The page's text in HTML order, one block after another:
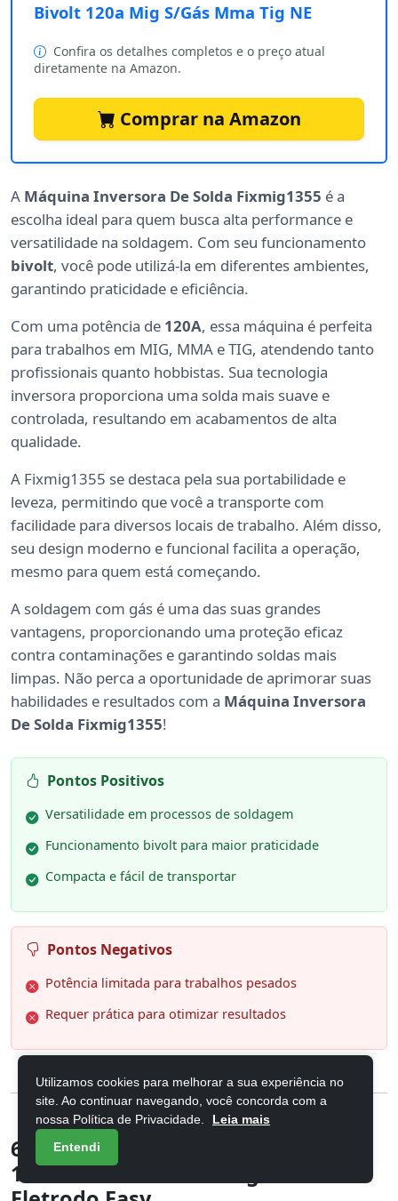
Bivolt 120a Mig S/Gás Mma Tig NE
Confira os detalhes completos e o preço atual
diretamente na Amazon.
Comprar na Amazon
A Máquina Inversora De Solda Fixmig1355 é a
escolha ideal para quem busca alta performance e
versatilidade na soldagem. Com seu funcionamento
bivolt, você pode utilizá-la em diferentes ambientes,
garantindo praticidade e eficiência.
Com uma potência de 120A, essa máquina é perfeita
para trabalhos em MIG, MMA e TIG, atendendo tanto
profissionais quanto hobbistas. Sua tecnologia
inversora proporciona uma solda mais suave e
controlada, resultando em acabamentos de alta
qualidade.
A Fixmig1355 se destaca pela sua portabilidade e
leveza, permitindo que você a transporte com
facilidade para diversos locais de trabalho. Além disso,
seu design moderno e funcional facilita a operação,
mesmo para quem está começando.
A soldagem com gás é uma das suas grandes
vantagens, proporcionando uma proteção eficaz
contra contaminações e garantindo soldas mais
limpas. Não perca a oportunidade de aprimorar suas
habilidades e resultados com a Máquina Inversora
De Solda Fixmig1355!
Pontos Positivos
Versatilidade em processos de soldagem
Funcionamento bivolt para maior praticidade
Compacta e fácil de transportar
Pontos Negativos
Potência limitada para trabalhos pesados
Requer prática para otimizar resultados
6. Máquina Solda Inversora Mig
160a Sem Gás 3 Em 1 Tig Lift
Utilizamos cookies para melhorar a sua experiência no
site. Ao continuar navegando, você concorda com a
nossa Política de Privacidade.
Leia mais
Entendi